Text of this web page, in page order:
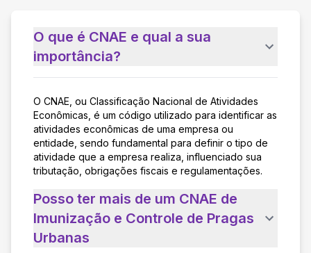
O que é CNAE e qual a sua
importância?
O CNAE, ou Classificação Nacional de Atividades
Econômicas, é um código utilizado para identificar as
atividades econômicas de uma empresa ou
entidade, sendo fundamental para definir o tipo de
atividade que a empresa realiza, influenciado sua
tributação, obrigações fiscais e regulamentações.
Posso ter mais de um CNAE de
Imunização e Controle de Pragas
Urbanas